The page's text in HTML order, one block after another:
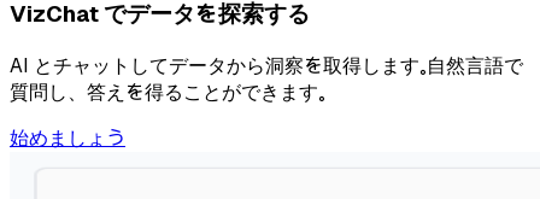
VizChat でデータを探索する
AI とチャットしてデータから洞察を取得します。自然言語で
質問し、答えを得ることができます。
始めましょう